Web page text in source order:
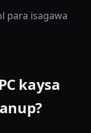
para isagawa
kaysa